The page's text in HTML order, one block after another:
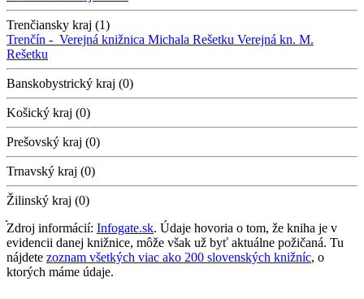
Trenčiansky kraj (1)
Trenčín - Verejná knižnica Michala Rešetku Verejná kn. M.
Rešetku
Banskobystrický kraj (0)
Košický kraj (0)
Prešovský kraj (0)
Trnavský kraj (0)
Žilinský kraj (0)
Zdroj informácií: Infogate.sk. Údaje hovoria o tom, že kniha je v
evidencii danej knižnice, môže však už byť aktuálne požičaná. Tu
nájdete zoznam všetkých viac ako 200 slovenských knižníc, o
ktorých máme údaje.